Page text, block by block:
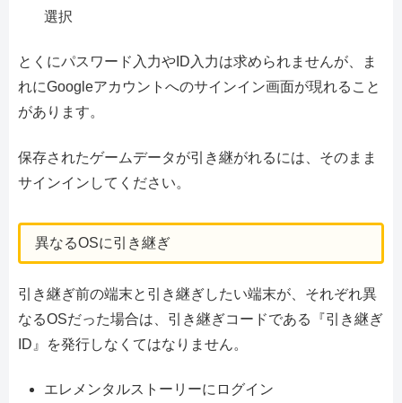
選択
とくにパスワード入力やID入力は求められませんが、ま
れにGoogleアカウントへのサインイン画面が現れること
があります。
保存されたゲームデータが引き継がれるには、そのまま
サインインしてください。
異なるOSに引き継ぎ
引き継ぎ前の端末と引き継ぎしたい端末が、それぞれ異
なるOSだった場合は、引き継ぎコードである『引き継ぎ
ID』を発行しなくてはなりません。
エレメンタルストーリーにログイン